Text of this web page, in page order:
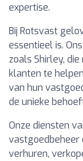
expertise.
Bij Rotsvast
essentieel is.
zoals Shirley,
klanten te
van hun
de unieke
Onze diensten
vastgoedbeheer
verhuren,